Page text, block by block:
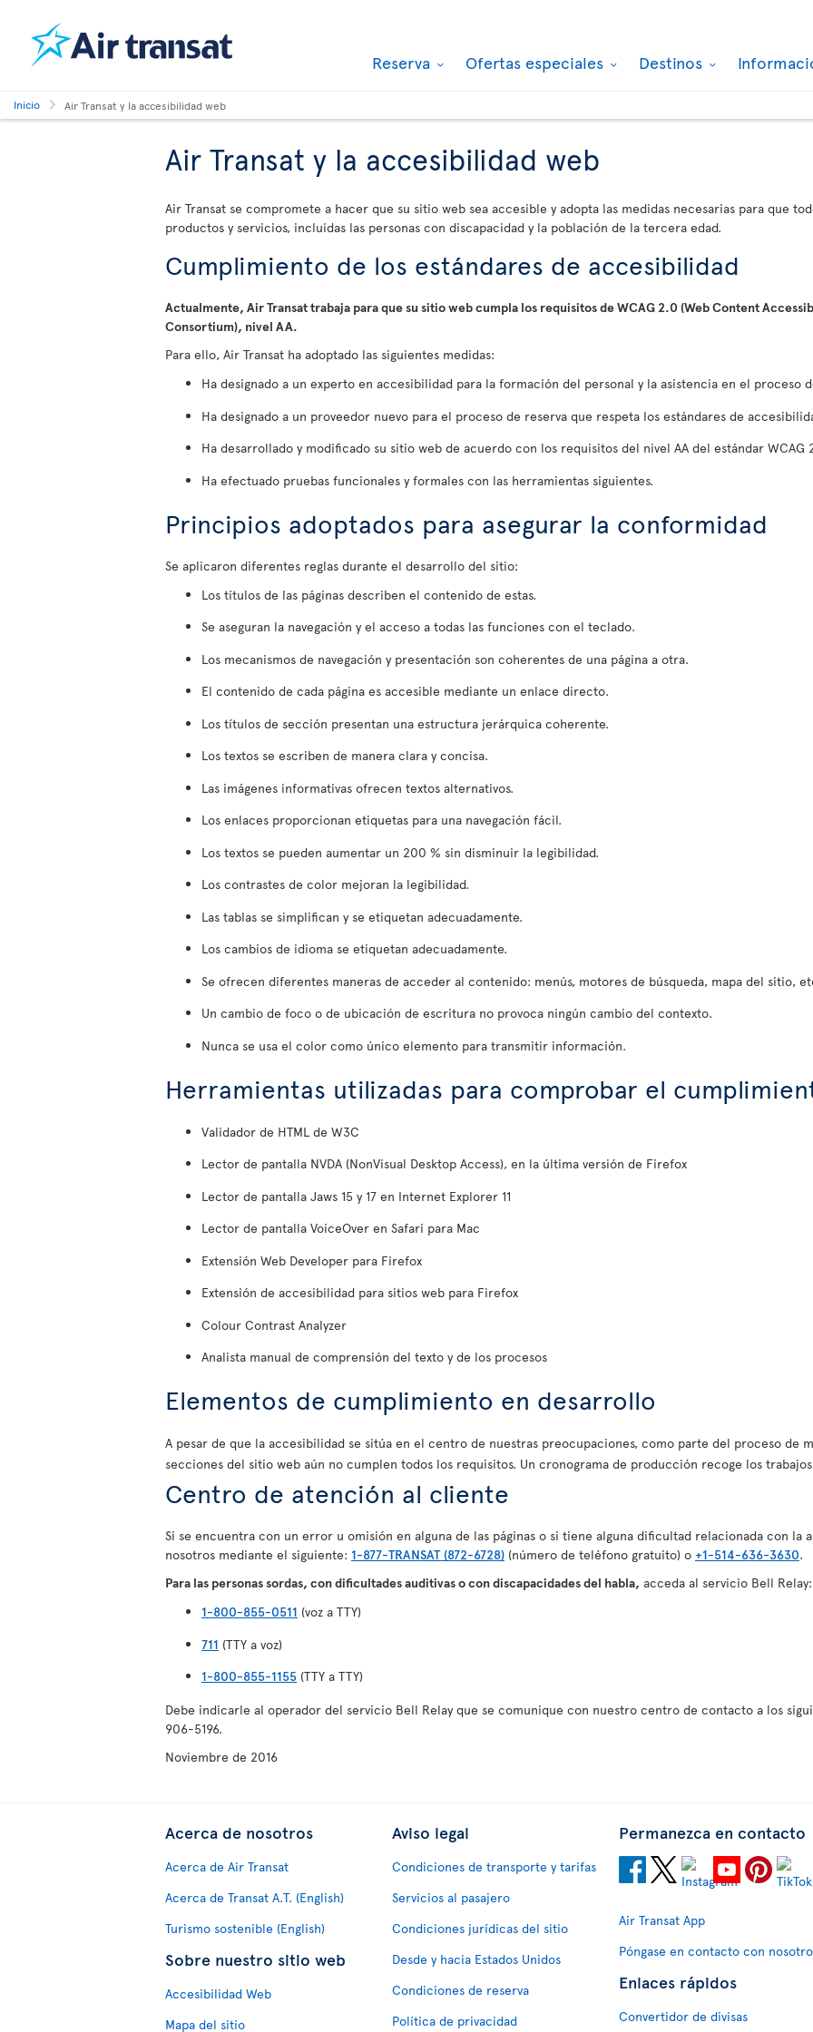
Reserva Ofertas especiales Destinos
Inicio Air Transat y la accesibilidad web
Air Transat y la accesibilidad web
Air Transat se compromete a hacer que su sitio web sea accesible y adopta las medidas necesarias para que
productos y servicios, incluidas las personas con discapacidad y la población de la tercera edad.
Cumplimiento de los estándares de accesibilidad
Actualmente, Air Transat trabaja para que su sitio web cumpla los requisitos de WCAG 2.0 (Web Content
Consortium), nivel AA.
Para ello, Air Transat ha adoptado las siguientes medidas:
Ha designado a un experto en accesibilidad para la formación del personal y la asistencia en el proceso
Ha designado a un proveedor nuevo para el proceso de reserva que respeta los estándares de
Ha desarrollado y modificado su sitio web de acuerdo con los requisitos del nivel AA del estándar WCAG
Ha efectuado pruebas funcionales y formales con las herramientas siguientes.
Principios adoptados para asegurar la conformidad
Se aplicaron diferentes reglas durante el desarrollo del sitio:
Los títulos de las páginas describen el contenido de estas.
Se aseguran la navegación y el acceso a todas las funciones con el teclado.
Los mecanismos de navegación y presentación son coherentes de una página a otra.
El contenido de cada página es accesible mediante un enlace directo.
Los títulos de sección presentan una estructura jerárquica coherente.
Los textos se escriben de manera clara y concisa.
Las imágenes informativas ofrecen textos alternativos.
Los enlaces proporcionan etiquetas para una navegación fácil.
Los textos se pueden aumentar un 200 % sin disminuir la legibilidad.
Los contrastes de color mejoran la legibilidad.
Las tablas se simplifican y se etiquetan adecuadamente.
Los cambios de idioma se etiquetan adecuadamente.
Se ofrecen diferentes maneras de acceder al contenido: menús, motores de búsqueda, mapa del sitio,
Un cambio de foco o de ubicación de escritura no provoca ningún cambio del contexto.
Nunca se usa el color como único elemento para transmitir información.
Herramientas utilizadas para comprobar el
Validador de HTML de W3C
Lector de pantalla NVDA (NonVisual Desktop Access), en la última versión de Firefox
Lector de pantalla Jaws 15 y 17 en Internet Explorer 11
Lector de pantalla VoiceOver en Safari para Mac
Extensión Web Developer para Firefox
Extensión de accesibilidad para sitios web para Firefox
Colour Contrast Analyzer
Analista manual de comprensión del texto y de los procesos
Elementos de cumplimiento en desarrollo
A pesar de que la accesibilidad se sitúa en el centro de nuestras preocupaciones, como parte del proceso de
secciones del sitio web aún no cumplen todos los requisitos. Un cronograma de producción recoge los
Centro de atención al cliente
Si se encuentra con un error u omisión en alguna de las páginas o si tiene alguna dificultad relacionada con la
nosotros mediante el siguiente: 1-877-TRANSAT (872-6728) (número de teléfono gratuito) o +1-514-636-3630.
Para las personas sordas, con dificultades auditivas o con discapacidades del habla, acceda al servicio Bell Relay:
1-800-855-0511 (voz a TTY)
711 (TTY a voz)
1-800-855-1155 (TTY a TTY)
Debe indicarle al operador del servicio Bell Relay que se comunique con nuestro centro de contacto a los
906-5196.
Noviembre de 2016
Acerca de nosotros
Acerca de Air Transat
Acerca de Transat A.T. (English)
Turismo sostenible (English)
Sobre nuestro sitio web
Accesibilidad Web
Mapa del sitio
Aviso legal
Condiciones de transporte y tarifas
Servicios al pasajero
Condiciones jurídicas del sitio
Desde y hacia Estados Unidos
Condiciones de reserva
Política de privacidad
Permanezca en contacto
Air Transat App
Póngase en contacto con
Enlaces rápidos
Convertidor de divisas